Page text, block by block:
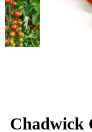
Chadwick